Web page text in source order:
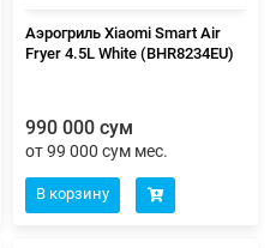
Аэрогриль Xiaomi Smart Air
Fryer 4.5L White (BHR8234EU)
990 000 сум
от 99 000 сум мес.
В корзину